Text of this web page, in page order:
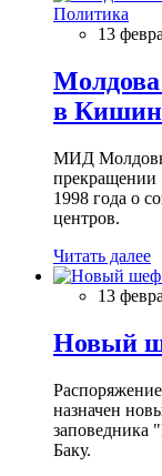
Политика
13
Молдова
в
МИД Молдовы
прекращении
1998 года о
центров.
Читать далее
13
Новый
назначен
заповедника
Баку.